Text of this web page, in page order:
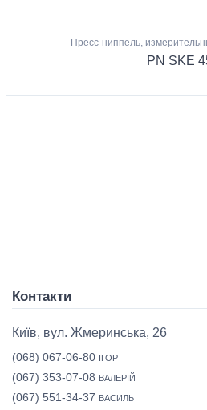
Пресс-ниппель,
PN SKE
Контакти
Київ, вул. Жмеринська, 26
(068) 067-06-80 ІГОР
(067) 353-07-08 ВАЛЕРІЙ
(067) 551-34-37 ВАСИЛЬ